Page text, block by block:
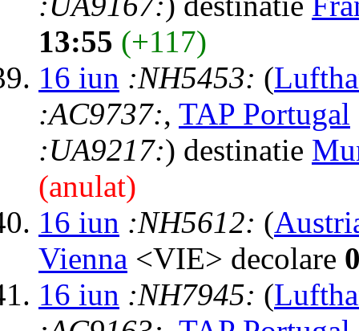
13:55 (+117)
16 iun :NH5453: (
:AC9737:, TAP Portugal
:UA9217:) destinatie
(anulat)
16 iun :NH5612: (
Vienna <VIE> decolare
16 iun :NH7945: (